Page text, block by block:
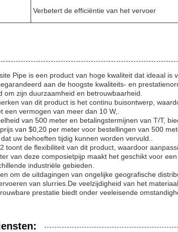
Verbetert de efficiëntie van het vervoer
Pipe is een product van hoge kwaliteit dat ideaal is
aan de hoogste kwaliteits- en
om zijn duurzaamheid en betrouwbaarheid.
van dit product is het continu buisontwerp,
vermogen van meer dan 10 W,.
van 500 meter en betalingstermijnen van T/T,
van $0,20 per meter voor bestellingen van 500
uw behoeften tijdig kunnen worden vervuld..
toont de flexibiliteit van dit product, waardoor
van deze composietpijp maakt het geschikt voor
industriële gebieden.
om de uitdagingen van ongelijke geografische
van slurries.De veelzijdigheid van het
prestatie biedt onder veeleisende